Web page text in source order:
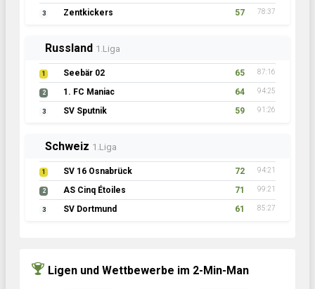
3 Zentkickers 57 78:37
Russland 1.Liga
1 Seebär 02 65 87:16
2 1. FC Maniac 64 94:25
3 SV Sputnik 59 91:26
Schweiz 1.Liga
1 SV 16 Osnabrück 72 94:21
2 AS Cinq Étoiles 71 99:21
3 SV Dortmund 61 85:27
Ligen und Wettbewerbe im 2-Min-Man